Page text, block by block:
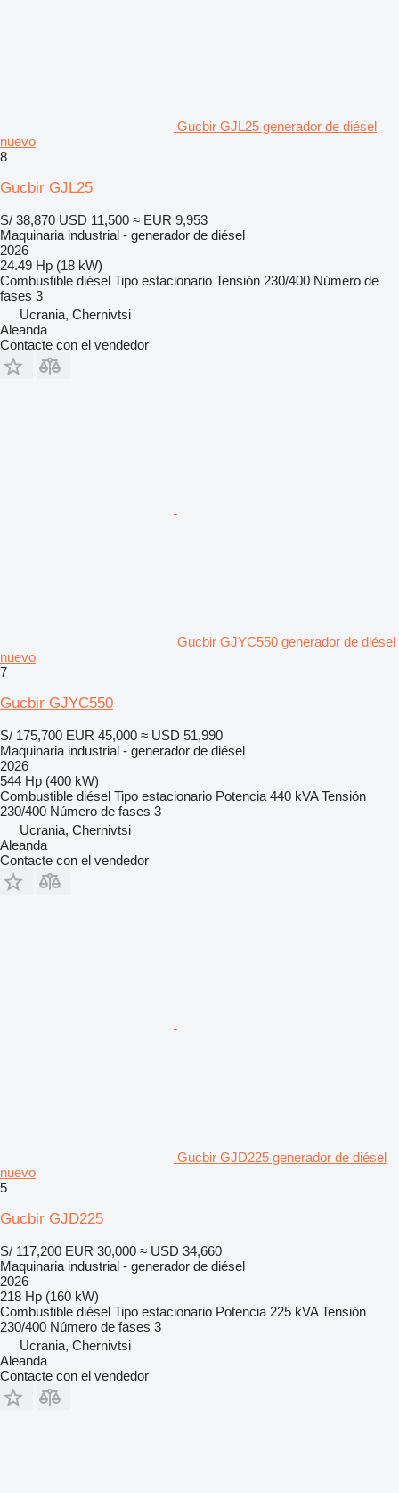
Gucbir GJL25 generador de diésel
nuevo
8
Gucbir GJL25
S/ 38,870 USD 11,500 ≈ EUR 9,953
Maquinaria industrial - generador de diésel
2026
24.49 Hp (18 kW)
Combustible diésel Tipo estacionario Tensión 230/400 Número de
fases 3
Ucrania, Chernivtsi
Aleanda
Contacte con el vendedor
Gucbir GJYC550 generador de diésel
nuevo
7
Gucbir GJYC550
S/ 175,700 EUR 45,000 ≈ USD 51,990
Maquinaria industrial - generador de diésel
2026
544 Hp (400 kW)
Combustible diésel Tipo estacionario Potencia 440 kVA Tensión
230/400 Número de fases 3
Ucrania, Chernivtsi
Aleanda
Contacte con el vendedor
Gucbir GJD225 generador de diésel
nuevo
5
Gucbir GJD225
S/ 117,200 EUR 30,000 ≈ USD 34,660
Maquinaria industrial - generador de diésel
2026
218 Hp (160 kW)
Combustible diésel Tipo estacionario Potencia 225 kVA Tensión
230/400 Número de fases 3
Ucrania, Chernivtsi
Aleanda
Contacte con el vendedor